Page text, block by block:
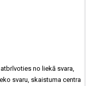
atbrīvoties no liekā svara
svaru skaistuma centra